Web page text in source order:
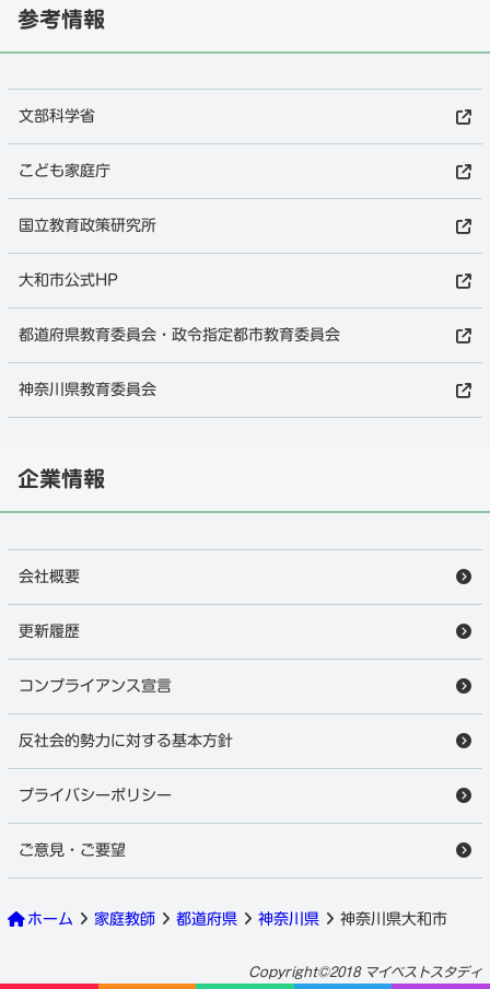
大和市の家庭教師
参考情報
文部科学省
こども家庭庁
国立教育政策研究所
大和市公式HP
都道府県教育委員会・政令指定都市教育委員会
神奈川県教育委員会
企業情報
会社概要
更新履歴
コンプライアンス宣言
反社会的勢力に対する基本方針
プライバシーポリシー
ご意見・ご要望
ホーム 家庭教師 都道府県 神奈川県 神奈川県大和市
Copyright©2018 マイベストスタディ